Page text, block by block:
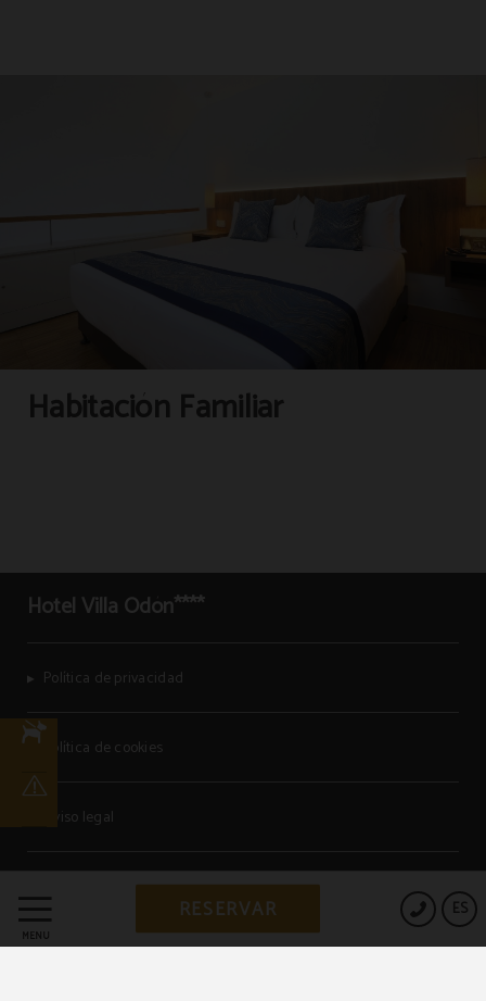
MENÚ
ES
RESERVAR
Habitación Familiar
Hotel Villa Odón****
Política de privacidad
Política de cookies
Aviso legal
Powered by Keytel
Compra segura